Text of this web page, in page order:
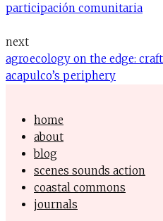
participación comunitaria
next
agroecology on the edge:
acapulco’s periphery
home
about
blog
scenes sounds action
coastal commons
journals